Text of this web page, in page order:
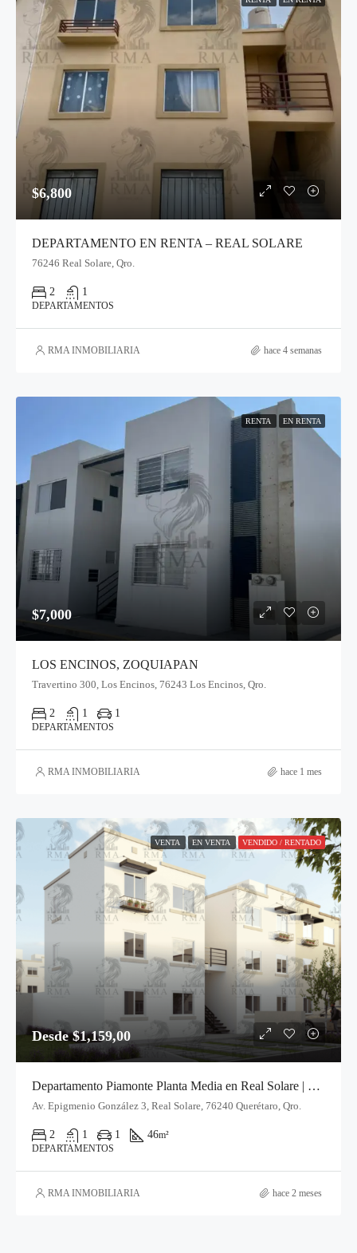
$6,800
DEPARTAMENTO EN RENTA – REAL SOLARE
76246 Real Solare, Qro.
2 1
DEPARTAMENTOS
RMA INMOBILIARIA hace 4 semanas
RENTA EN RENTA
$7,000
LOS ENCINOS, ZOQUIAPAN
Travertino 300, Los Encinos, 76243 Los Encinos, Qro.
2 1 1
DEPARTAMENTOS
RMA INMOBILIARIA hace 1 mes
VENTA EN VENTA VENDIDO / RENTADO
Desde $1,159,00
Departamento Piamonte Planta Media en Real Solare | El Marqués, Querétaro
Av. Epigmenio González 3, Real Solare, 76240 Querétaro, Qro.
2 1 1 46m²
DEPARTAMENTOS
RMA INMOBILIARIA hace 2 meses